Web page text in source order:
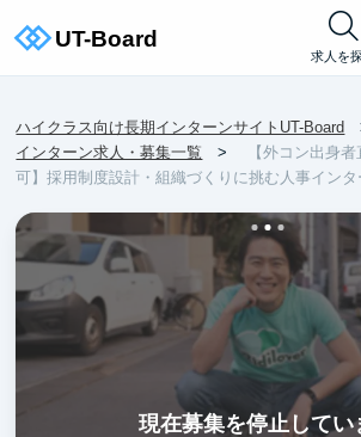
求人を
ハイクラス向け長期インターンサイトUT-Board
インターン求人・募集一覧
【外コン出身
可】採用制度設計・組織づくりに挑む人事インタ
現在募集を停止してい